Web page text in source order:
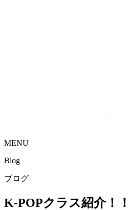
MENU
Blog
ブログ
K-POPクラス紹介！！